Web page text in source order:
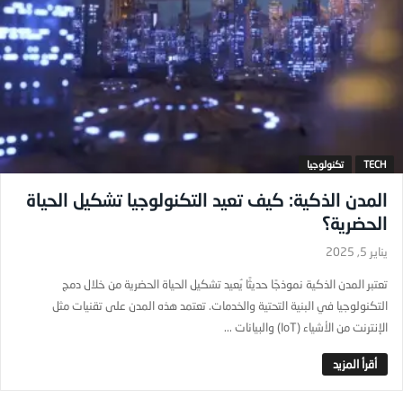
TECH تكنولوجيا
المدن الذكية: كيف تعيد التكنولوجيا تشكيل الحياة
الحضرية؟
يناير 5, 2025
تعتبر المدن الذكية نموذجًا حديثًا يُعيد تشكيل الحياة الحضرية من خلال دمج
التكنولوجيا في البنية التحتية والخدمات. تعتمد هذه المدن على تقنيات مثل
الإنترنت من الأشياء (IoT) والبيانات ...